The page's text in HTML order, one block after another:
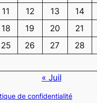
11 12 13 14
18 19 20 21
25 26 27 28
« Juil
de confidentialité